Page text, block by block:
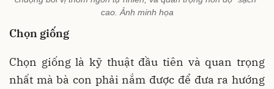
cao. Ảnh minh họa
Chọn giống
Chọn giống là kỹ thuật đầu tiên và quan trọng
nhất mà bà con phải nắm được để đưa ra hướng